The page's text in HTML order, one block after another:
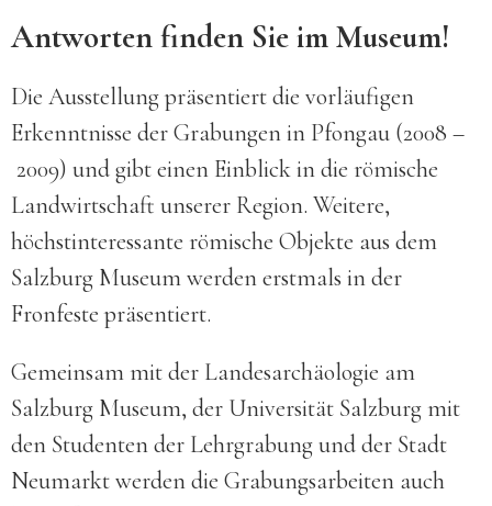
Antworten finden Sie im Museum!
Die Ausstellung präsentiert die vorläufigen
Erkenntnisse der Grabungen in Pfongau (2008 –
2009) und gibt einen Einblick in die römische
Landwirtschaft unserer Region. Weitere,
höchstinteressante römische Objekte aus dem
Salzburg Museum werden erstmals in der
Fronfeste präsentiert.
Gemeinsam mit der Landesarchäologie am
Salzburg Museum, der Universität Salzburg mit
den Studenten der Lehrgrabung und der Stadt
Neumarkt werden die Grabungsarbeiten auch